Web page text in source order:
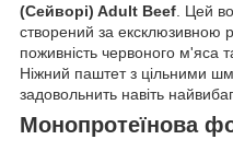
(Сейворі) Adult Beef . Цей
створений за ексклюзивною
поживність червоного м'яса
Ніжний паштет з цільними
задовольнить навіть
Монопротеїнова